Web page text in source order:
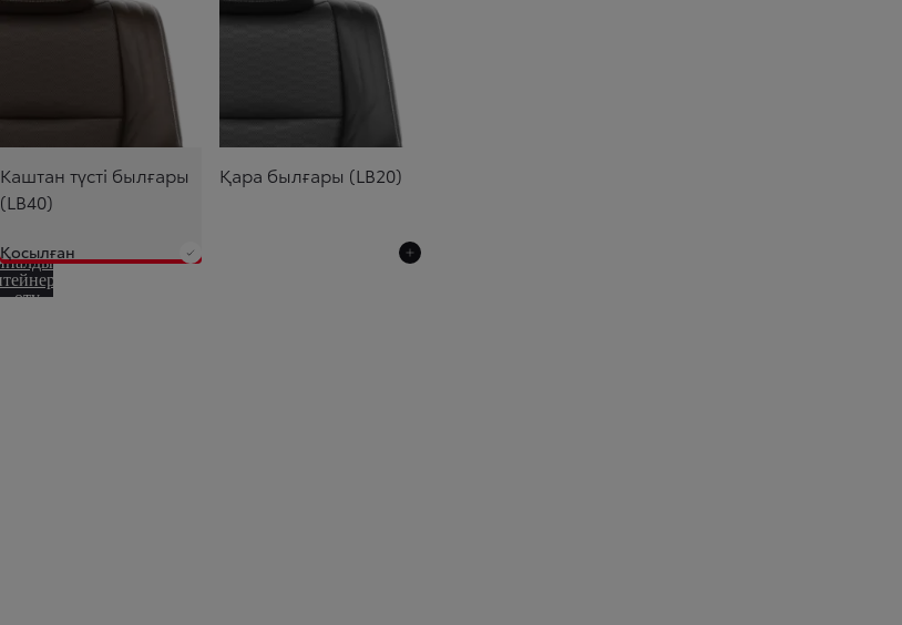
Каштан түсті былғары
(LB40)
Қосылған
Қара былғары (LB20)
өту